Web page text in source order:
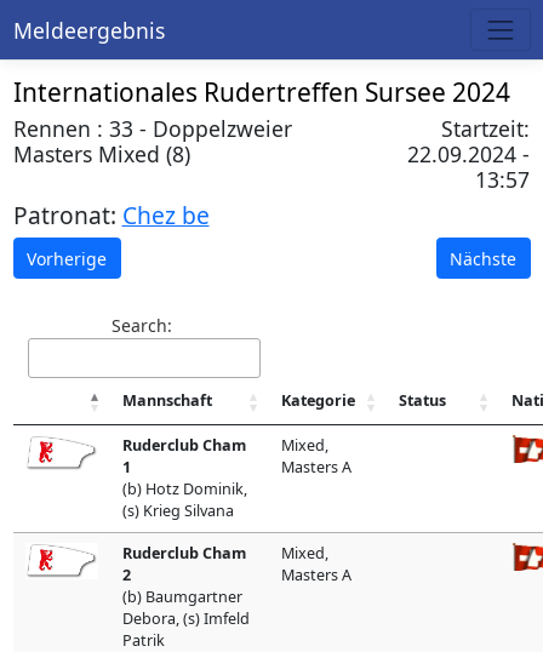
Meldeergebnis
Internationales Rudertreffen Sursee 2024
Rennen : 33 - Doppelzweier
Masters Mixed (8)
Startzeit:
22.09.2024 -
13:57
Patronat: Chez be
Vorherige Nächste
Search:
Mannschaft Kategorie Status
Ruderclub Cham
1
(b) Hotz Dominik,
(s) Krieg Silvana
Mixed,
Masters A
Ruderclub Cham
2
(b) Baumgartner
Debora, (s) Imfeld
Patrik
Mixed,
Masters A